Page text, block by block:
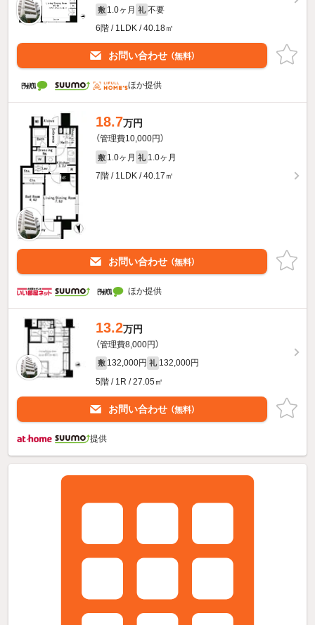
敷 1.0ヶ月 礼 不要
6階 / 1LDK / 40.18㎡
お問い合わせ （無料）
ほか提供
18.7万円
（管理費10,000円）
敷 1.0ヶ月 礼 1.0ヶ月
7階 / 1LDK / 40.17㎡
お問い合わせ （無料）
ほか提供
13.2万円
（管理費8,000円）
敷 132,000円 礼 132,000円
5階 / 1R / 27.05㎡
お問い合わせ （無料）
提供